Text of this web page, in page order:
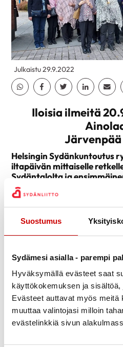
Suostumus
Sydämesi asialla - parempi
Hyväksymällä evästeet saat
käyttökokemuksen ja
Evästeet auttavat myös meitä
muuttaa valintojasi milloin
evästelinkkiä sivun
Julkaistu 29.9.2022
Jaa Whatsapp
Jaa Facebook
Jaa TwitterJaa Linkedin
Jaa
Iloisia ilmeitä
Helsingin Sydänkuntoutus
iltapäivän mittaiselle
Sydäntalolta ja
Jean ja Aino Sibeliuksen
lounasmahdollsuus.
Kálmánin operetin